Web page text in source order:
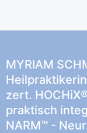
MYRIAM
zert.
praktisch
NARM™ -